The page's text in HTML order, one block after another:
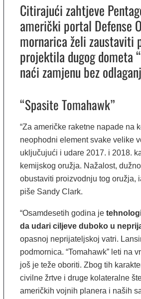
Citirajući zahtjeve
američki portal Defense
mornarica želi zaustaviti
projektila dugog dometa
naći zamjenu bez
“Spasite Tomahawk”
“Za američke raketne napade na
neophodni element svake velike
uključujući i udare 2017. i 2018.
kemijskog oružja. Nažalost,
obustaviti proizvodnju tog oružja,
piše Sandy Clark.
“Osamdesetih godina je
da udari ciljeve duboko u
opasnoj neprijateljskoj vatri.
podmornica. “Tomahawk” leti na
još je teže oboriti. Zbog tih
civilne žrtve i druge kolateralne
američkih vojnih planera i naših